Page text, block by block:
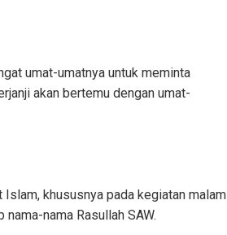
umat-umatnya untuk meminta
akan bertemu dengan umat-
khususnya pada kegiatan malam
nama Rasullah SAW.